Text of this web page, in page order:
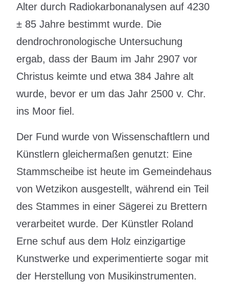
Alter durch Radiokarbonanalysen auf 4230
± 85 Jahre bestimmt wurde. Die
dendrochronologische Untersuchung
ergab, dass der Baum im Jahr 2907 vor
Christus keimte und etwa 384 Jahre alt
wurde, bevor er um das Jahr 2500 v. Chr.
ins Moor fiel.
Der Fund wurde von Wissenschaftlern und
Künstlern gleichermaßen genutzt: Eine
Stammscheibe ist heute im Gemeindehaus
von Wetzikon ausgestellt, während ein Teil
des Stammes in einer Sägerei zu Brettern
verarbeitet wurde. Der Künstler Roland
Erne schuf aus dem Holz einzigartige
Kunstwerke und experimentierte sogar mit
der Herstellung von Musikinstrumenten.